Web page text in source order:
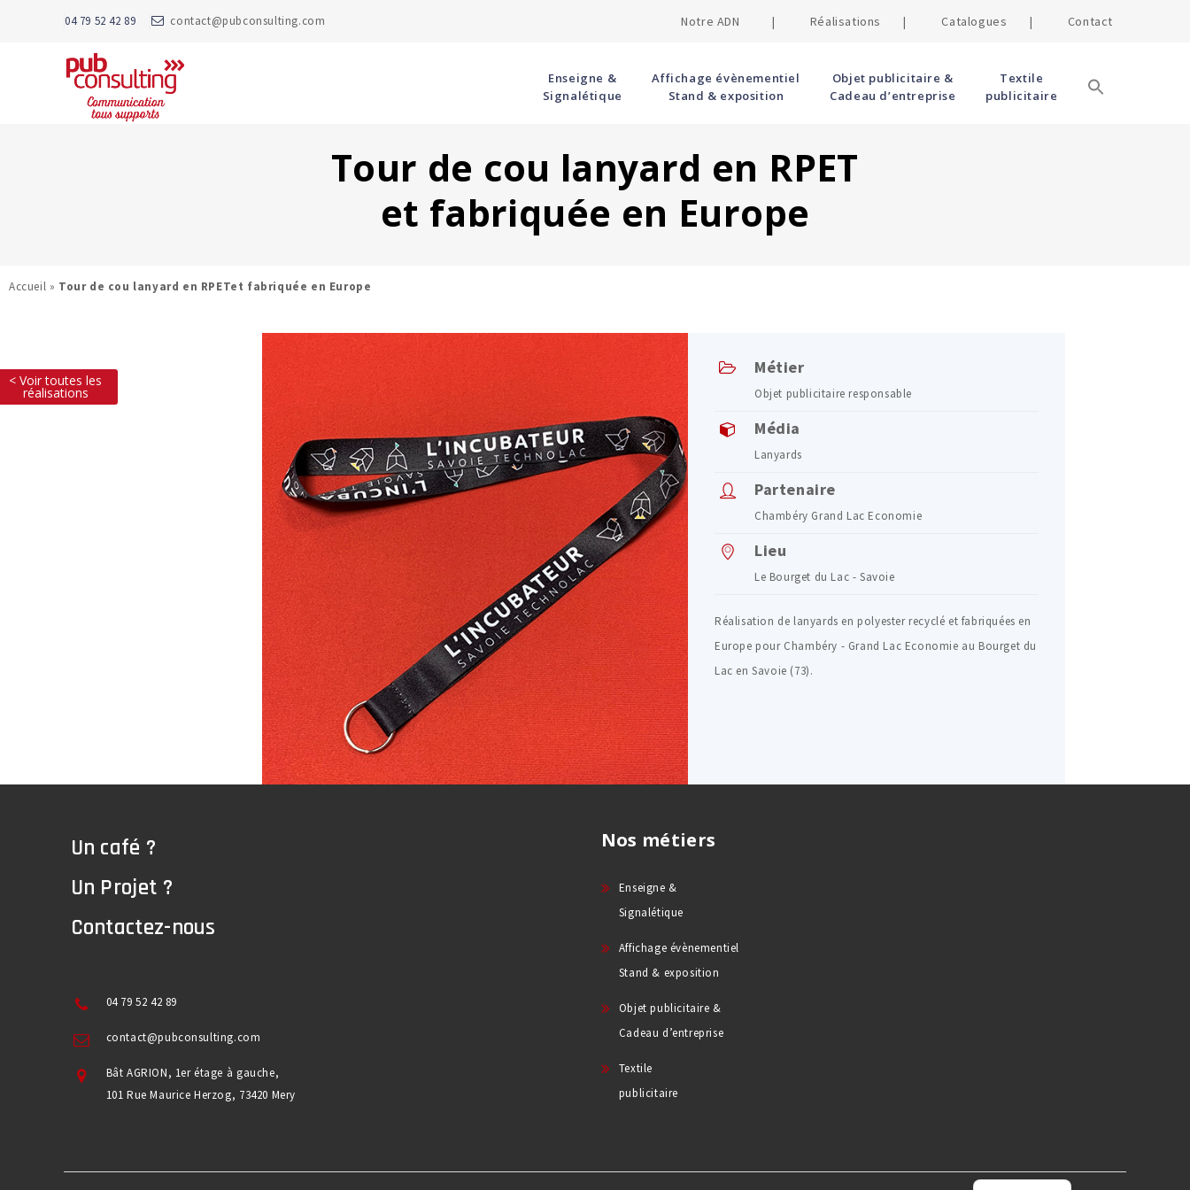
04 79 52 42 89 contact@pubconsulting.com Notre ADN | Réalisations | Catalogues | Contact
Enseigne &
Signalétique
Affichage évènementiel
Stand & exposition
Objet publicitaire &
Cadeau d’entreprise
Textile
publicitaire
Tour de cou lanyard en RPET
et fabriquée en Europe
Accueil » Tour de cou lanyard en RPETet fabriquée en Europe
< Voir toutes les
réalisations
Métier
Objet publicitaire responsable
Média
Lanyards
Partenaire
Chambéry Grand Lac Economie
Lieu
Le Bourget du Lac - Savoie
Réalisation de lanyards en polyester recyclé et fabriquées en
Europe pour Chambéry - Grand Lac Economie au Bourget du
Lac en Savoie (73).
Un café ?
Un Projet ?
Contactez-nous
04 79 52 42 89
contact@pubconsulting.com
Bât AGRION, 1er étage à gauche,
101 Rue Maurice Herzog, 73420 Mery
Nos métiers
Enseigne &
Signalétique
Affichage évènementiel
Stand & exposition
Objet publicitaire &
Cadeau d’entreprise
Textile
publicitaire